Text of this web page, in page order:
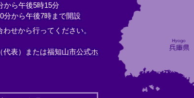
から午後5時15分
分から午後7時まで開設
せから行ってください。
代表）または福知山市公式ホ